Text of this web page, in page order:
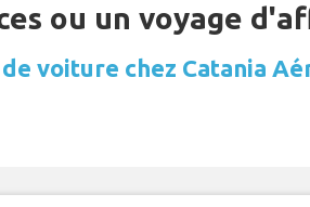
ou un voyage
voiture chez Catania